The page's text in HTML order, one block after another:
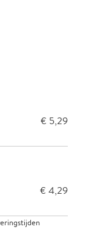
€ 5,29
€ 4,29